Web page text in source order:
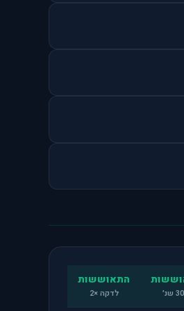
התאוששות
לדקה ×2